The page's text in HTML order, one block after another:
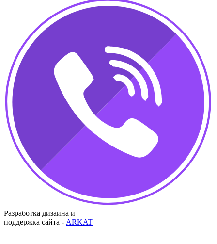
Разработка дизайна и
поддержка сайта - ARKAT